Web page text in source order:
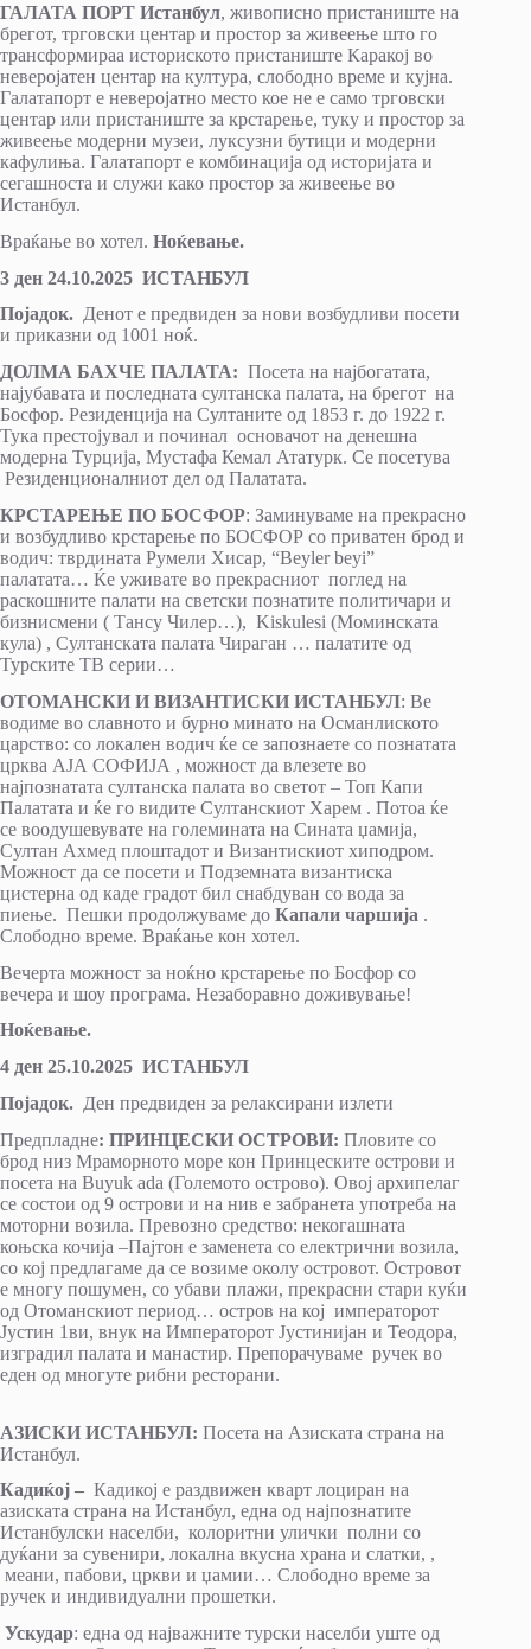
ГАЛАТА ПОРТ Истанбул, живописно пристаниште на
брегот, трговски центар и простор за живеење што го
трансформираа историското пристаниште Каракој во
неверојатен центар на култура, слободно време и кујна.
Галатапорт е неверојатно место кое не е само трговски
центар или пристаниште за крстарење, туку и простор за
живеење модерни музеи, луксузни бутици и модерни
кафулиња. Галатапорт е комбинација од историјата и
сегашноста и служи како простор за живеење во
Истанбул.
Враќање во хотел. Ноќевање.
3 ден 24.10.2025 ИСТАНБУЛ
Појадок. Денот е предвиден за нови возбудливи посети
и приказни од 1001 ноќ.
ДОЛМА БАXЧЕ ПАЛАТА: Посета на најбогатата,
најубавата и последната султанска палата, на брегот на
Босфор. Резиденција на Султаните од 1853 г. до 1922 г.
Тука престојувал и починал основачот на денешна
модерна Турција, Мустафа Кемал Ататурк. Се посетува
Резиденционалниот дел од Палатата.
КРСТАРЕЊЕ ПО БОСФОР: Заминуваме на прекрасно
и возбудливо крстарење по БОСФОР со приватен брод и
водич: тврдината Румели Хисар, “Beyler beyi”
палатата… Ќе уживате во прекрасниот поглед на
раскошните палати на светски познатите политичари и
бизнисмени ( Тансу Чилер…), Kiskulesi (Моминската
кула) , Султанската палата Чираган … палатите од
Турските ТВ серии…
ОТОМАНСКИ И ВИЗАНТИСКИ ИСТАНБУЛ: Ве
водиме во славното и бурно минато на Османлиското
царство: со локален водич ќе се запознаете со познатата
црква АЈА СОФИЈА , можност да влезете во
најпознатата султанска палата во светот – Топ Капи
Палатата и ќе го видите Султанскиот Харем . Потоа ќе
се воодушевувате на големината на Сината џамија,
Султан Ахмед плоштадот и Византискиот хиподром.
Можност да се посети и Подземната византиска
цистерна од каде градот бил снабдуван со вода за
пиење. Пешки продолжуваме до Капали чаршија .
Слободно време. Враќање кон хотел.
Вечерта можност за ноќно крстарење по Босфор со
вечера и шоу програма. Незаборавно доживување!
Ноќевање.
4 ден 25.10.2025 ИСТАНБУЛ
Појадок. Ден предвиден за релаксирани излети
Предпладне: ПРИНЦЕСКИ ОСТРОВИ: Пловите со
брод низ Мраморното море кон Принцеските острови и
посета на Buyuk ada (Големото острово). Овој архипелаг
се состои од 9 острови и на нив е забранета употреба на
моторни возила. Превозно средство: некогашната
коњска кочија –Пајтон е заменета со електрични возила,
со кој предлагаме да се возиме околу островот. Островот
е многу пошумен, со убави плажи, прекрасни стари куќи
од Отоманскиот период… остров на кој императорот
Јустин 1ви, внук на Императорот Јустинијан и Теодора,
изградил палата и манастир. Препорачуваме ручек во
еден од многуте рибни ресторани.
АЗИСКИ ИСТАНБУЛ: Посета на Азиската страна на
Истанбул.
Кадиќој – Кадикој е раздвижен кварт лоциран на
азиската страна на Истанбул, една од најпознатите
Истанбулски населби, колоритни улички полни со
дуќани за сувенири, локална вкусна храна и слатки, ,
меани, пабови, цркви и џамии… Слободно време за
ручек и индивидуални прошетки.
Ускудар: еднa од најважните турски населби уште од